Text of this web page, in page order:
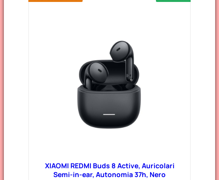
XIAOMI REDMI Buds 8 Active, Auricolari
Semi-in-ear, Autonomia 37h, Nero